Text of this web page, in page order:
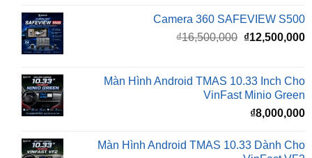
gốc
₫16,500,000.
Màn Hình Android TMAS 10.33 Inch Cho
₫8,000,000
Màn Hình Android TMAS 10.33 Dành Cho
₫8,000,000